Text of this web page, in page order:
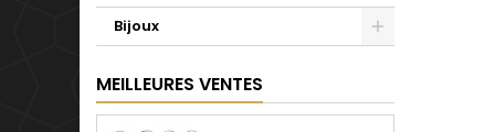
Bijoux
MEILLEURES VENTES